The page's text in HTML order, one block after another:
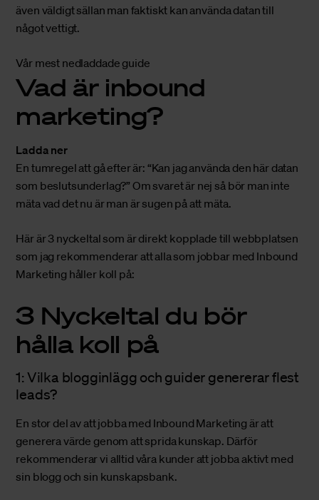
även väldigt sällan man faktiskt kan använda datan till
något vettigt.
Vår mest nedladdade guide
Vad är inbound
marketing?
Ladda ner
En tumregel att gå efter är: “Kan jag använda den här datan
som beslutsunderlag?” Om svaret är nej så bör man inte
mäta vad det nu är man är sugen på att mäta.
Här är 3 nyckeltal som är direkt kopplade till webbplatsen
som jag rekommenderar att alla som jobbar med Inbound
Marketing håller koll på:
3 Nyckeltal du bör
hålla koll på
1: Vilka blogginlägg och guider genererar flest
leads?
En stor del av att jobba med Inbound Marketing är att
generera värde genom att sprida kunskap. Därför
rekommenderar vi alltid våra kunder att jobba aktivt med
sin blogg och sin kunskapsbank.